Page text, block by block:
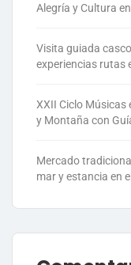
Alegría y Cultura
Visita guiada
experiencias rutas
XXII Ciclo Músicas
y Montaña con
Mercado
mar y estancia en